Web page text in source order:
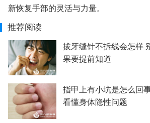
新恢复手部的灵活与力量。
推荐阅读
拔牙缝针不拆线会怎样
果要提前知道
指甲上有小坑是怎么回
看懂身体隐性问题